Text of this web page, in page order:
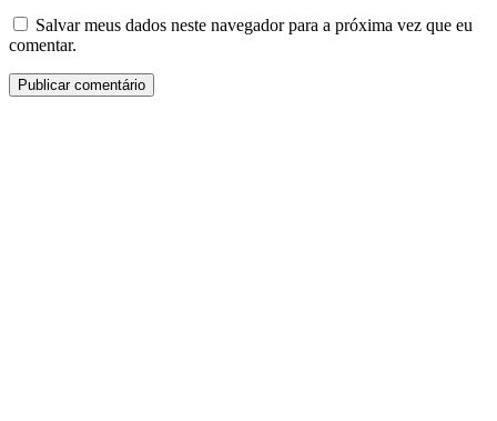
Salvar meus dados neste navegador para a próxima vez que eu
comentar.